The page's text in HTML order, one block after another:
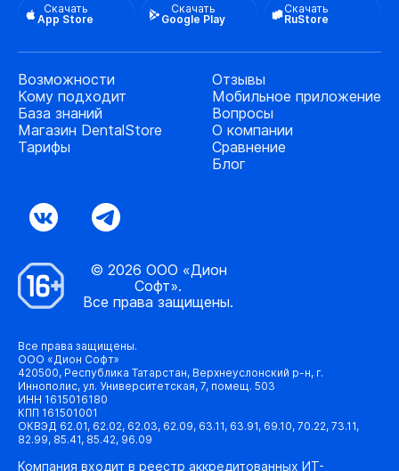
Скачать
App Store
Скачать
Google Play
Скачать
RuStore
Возможности
Кому подходит
База знаний
Магазин DentalStore
Тарифы
Отзывы
Мобильное приложение
Вопросы
О компании
Сравнение
Блог
© 2026 ООО «Дион
Софт».
Все права защищены.
Все права защищены.
ООО «Дион Софт»
420500, Республика Татарстан, Верхнеуслонский р-н, г.
Иннополис, ул. Университетская, 7, помещ. 503
ИНН 1615016180
КПП 161501001
ОКВЭД 62.01, 62.02, 62.03, 62.09, 63.11, 63.91, 69.10, 70.22, 73.11,
82.99, 85.41, 85.42, 96.09
Компания входит в реестр аккредитованных ИТ-